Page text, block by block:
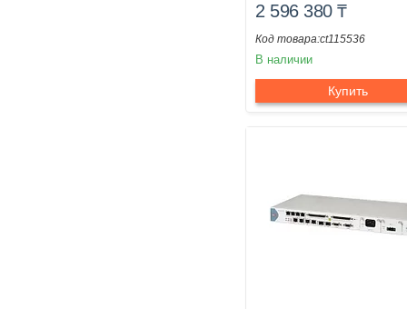
2 596 380₸
ct115536
В наличии
Купить